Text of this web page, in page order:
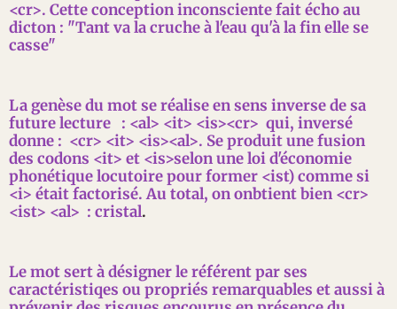
<cr>. Cette conception inconsciente fait écho au
dicton : "Tant va la cruche à l'eau qu'à la fin elle se
casse"
La genèse du mot se réalise en sens inverse de sa
future lecture : <al> <it> <is><cr> qui, inversé
donne : <cr> <it> <is><al>. Se produit une fusion
des codons <it> et <is>selon une loi d'économie
phonétique locutoire pour former <ist) comme si
<i> était factorisé. Au total, on onbtient bien <cr>
<ist> <al> : cristal.
Le mot sert à désigner le référent par ses
caractéristiqes ou propriés remarquables et aussi à